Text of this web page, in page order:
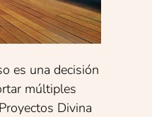
es una decisión
múltiples
Divina